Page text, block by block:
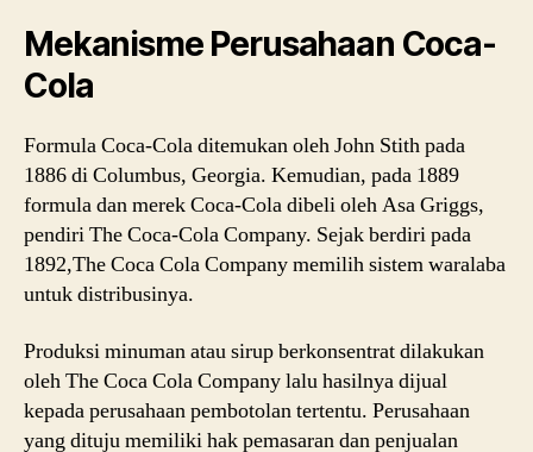
Mekanisme Perusahaan Coca-
Cola
Formula Coca-Cola ditemukan oleh John Stith pada
1886 di Columbus, Georgia. Kemudian, pada 1889
formula dan merek Coca-Cola dibeli oleh Asa Griggs,
pendiri The Coca-Cola Company. Sejak berdiri pada
1892,The Coca Cola Company memilih sistem waralaba
untuk distribusinya.
Produksi minuman atau sirup berkonsentrat dilakukan
oleh The Coca Cola Company lalu hasilnya dijual
kepada perusahaan pembotolan tertentu. Perusahaan
yang dituju memiliki hak pemasaran dan penjualan